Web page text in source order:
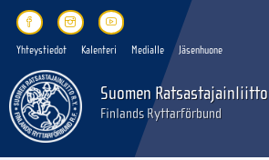
Yhteystiedot Kalenteri Medialle Jäsenhuone
Suomen Ratsastajainliitto
Finlands Ryttarförbund